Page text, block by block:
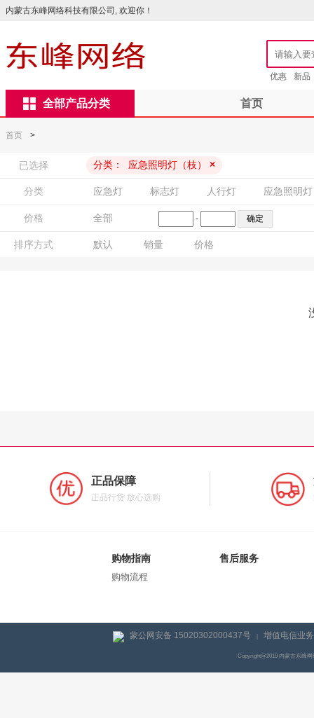
内蒙古东峰网络科技有限公司, 欢迎你！
优惠 新品
全部产品分类 首页
首页 >
已选择 分类： 应急照明灯（枝） ×
分类 应急灯 标志灯 人行灯 应急照明灯
价格 全部 -
排序方式 默认 销量 价格
正品保障
正品行货 放心选购
购物指南
购物流程
售后服务
蒙公网安备 15020302000437号 | 增值电信业
Copyright@2019 内蒙古东峰